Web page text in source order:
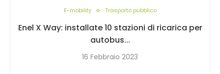
E-mobility Trasporto pubblico
Enel X Way: installate 10 stazioni di ricarica per
autobus...
16 Febbraio 2023